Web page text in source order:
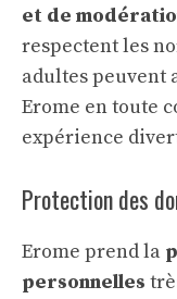
et de
respectent les
adultes
Erome en toute
expérience
Protection des
Erome prend la
personnelles